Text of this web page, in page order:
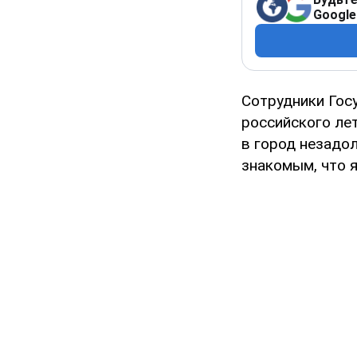
Google
Сотрудники
российского
в город
знакомым, что